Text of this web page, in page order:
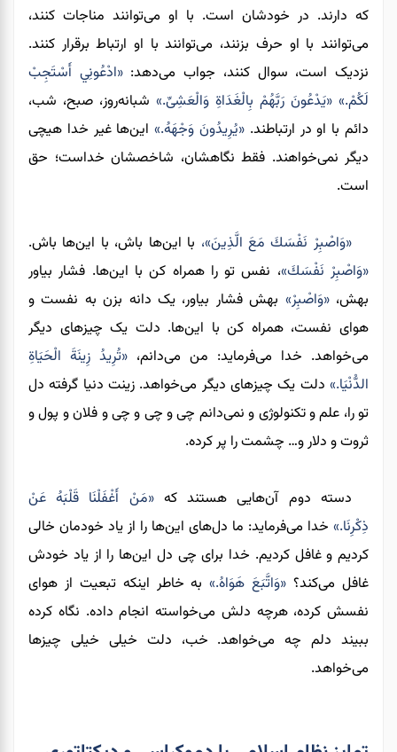
که دارند. در خودشان است. با او می‌توانند مناجات کنند،
می‌توانند با او حرف بزنند، می‌توانند با او ارتباط برقرار کنند.
نزدیک است، سوال کنند، جواب می‌دهد:«ادْعُونِي أَسْتَجِبْ
لَكُمْ.» «يَدْعُونَ رَبَّهُمْ بِالْغَدَاةِ وَالْعَشِیِّ.» شبانه‌روز، صبح، شب،
دائم با او در ارتباطند. «يُرِيدُونَ وَجْهَهُ.»این‌ها غیر خدا هیچی
دیگر نمی‌خواهند. فقط نگاهشان، شاخصشان خداست؛ حق
است.
«وَاصْبِرْ نَفْسَكَ مَعَ الَّذِينَ»، با این‌ها باش، با این‌ها باش.
«وَاصْبِرْ نَفْسَكَ»، نفس تو را همراه کن با این‌ها. فشار بیاور
بهش،«وَاصْبِرْ» بهش فشار بیاور، یک دانه بزن به نفست و
هوای نفست، همراه کن با این‌ها. دلت یک چیزهای دیگر
می‌خواهد. خدا می‌فرماید: من می‌دانم، «تُرِيدُ زِينَةَ الْحَيَاةِ
الدُّنْيَا.» دلت یک چیزهای دیگر می‌خواهد. زینت دنیا گرفته دل
تو را، علم و تکنولوژی و نمی‌دانم چی و چی و چی و فلان و پول و
ثروت و دلار و… چشمت را پر کرده.
دسته دوم آن‎‌هایی هستند که
«مَنْ أَغْفَلْنَا قَلْبَهُ عَنْ
ذِكْرِنَا.» خدا می‌فرماید: ما دل‌های این‌ها را از یاد خودمان خالی
کردیم و غافل کردیم. خدا برای چی دل این‌ها را از یاد خودش
غافل می‌کند؟«وَاتَّبَعَ هَوَاهُ.» به خاطر اینکه تبعیت از هوای
نفسش کرده، هرچه دلش می‌خواسته انجام داده. نگاه کرده
ببیند دلم چه می‌خواهد. خب، دلت خیلی خیلی چیزها
می‌خواهد.